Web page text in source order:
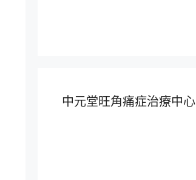
中元堂旺角痛症治療中心